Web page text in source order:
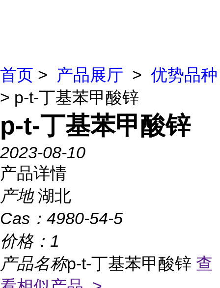
首页 > 产品展厅 > 优势品种
> p-t-丁基苯甲酸锌
p-t-丁基苯甲酸锌
2023-08-10
产品详情
产地 湖北
Cas： 4980-54-5
价格： 1
产品名称p-t-丁基苯甲酸锌 查